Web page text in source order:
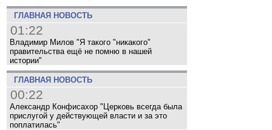
ГЛАВНАЯ НОВОСТЬ
01:22
Владимир Милов "Я такого "никакого"
правительства ещё не помню в нашей
истории"
ГЛАВНАЯ НОВОСТЬ
00:22
Александр Конфисахор "Церковь всегда была
прислугой у действующей власти и за это
поплатилась"